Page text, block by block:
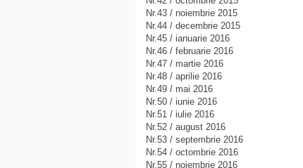
Nr.43 / noiembrie 2015
Nr.44 / decembrie 2015
Nr.45 / ianuarie 2016
Nr.46 / februarie 2016
Nr.47 / martie 2016
Nr.48 / aprilie 2016
Nr.49 / mai 2016
Nr.50 / iunie 2016
Nr.51 / iulie 2016
Nr.52 / august 2016
Nr.53 / septembrie 2016
Nr.54 / octombrie 2016
Nr.55 / noiembrie 2016